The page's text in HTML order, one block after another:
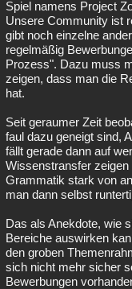
Spiel namens Project
Unsere Community ist
gibt noch einzelne
regelmäßig
Prozess". Dazu muss
zeigen, dass man die
hat.
Seit geraumer Zeit
faul dazu geneigt sind,
fällt gerade dann auf
Wissenstransfer
Grammatik stark von
man dann selbst
Das als Anekdote, wie
Bereiche auswirken
den groben
sich nicht mehr sicher
Bewerbungen